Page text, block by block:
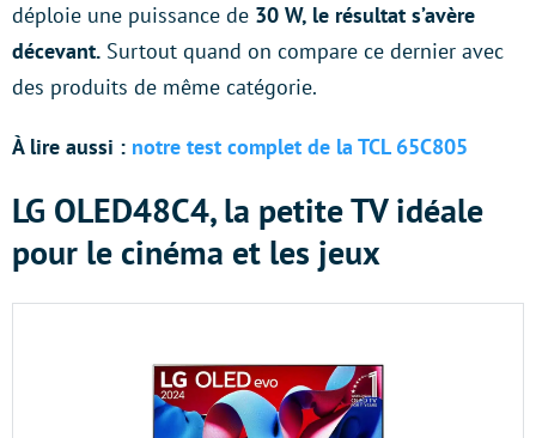
déploie une puissance de 30 W, le résultat s’avère
décevant. Surtout quand on compare ce dernier avec
des produits de même catégorie.
À lire aussi : notre test complet de la TCL 65C805
LG OLED48C4, la petite TV idéale
pour le cinéma et les jeux